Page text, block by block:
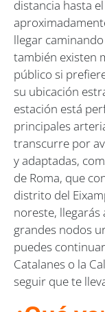
distancia hasta
llegar
también existen
público si
su ubicación
estación está
principales
transcurre por
y adaptadas,
de Roma, que
distrito del
noreste, llegarás
grandes nodos
puedes
Catalanes o la
seguir que te